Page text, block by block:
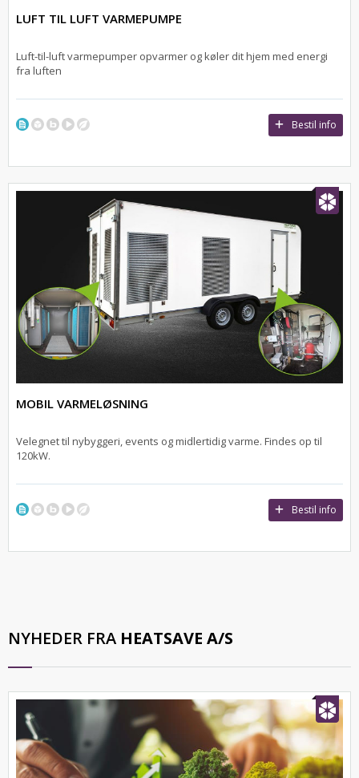
LUFT TIL LUFT VARMEPUMPE
Luft-til-luft varmepumper opvarmer og køler dit hjem med energi
fra luften
Bestil info
MOBIL VARMELØSNING
Velegnet til nybyggeri, events og midlertidig varme. Findes op til
120kW.
Bestil info
NYHEDER FRA HEATSAVE A/S